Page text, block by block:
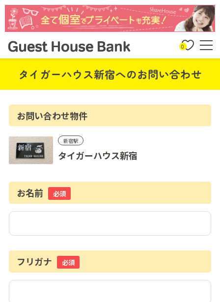
0
タイガーハウス新宿へのお問い合わせ
お問い合わせ物件
新宿駅
タイガーハウス新宿
お名前 必須
フリガナ 必須